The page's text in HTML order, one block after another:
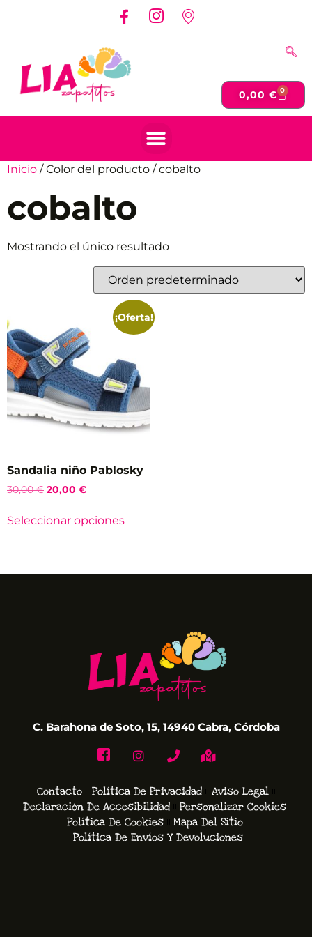
0,00€ 0
Inicio / Color del producto / cobalto
cobalto
Mostrando el único resultado
¡Oferta!
Sandalia niño Pablosky
30,00€ 20,00 €
Seleccionar opciones
C. Barahona de Soto, 15, 14940 Cabra, Córdoba
Contacto Política De Privacidad
Aviso Legal
Declaración De Accesibilidad
Personalizar Cookies
Política De Cookies
Mapa Del Sitio
Política De Envíos Y Devoluciones